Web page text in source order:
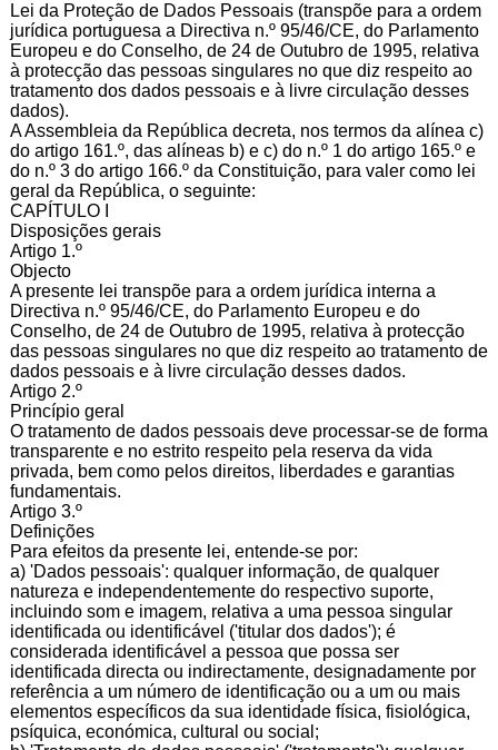
Lei da Proteção de Dados Pessoais (transpõe para a ordem
jurídica portuguesa a Directiva n.º 95/46/CE, do Parlamento
Europeu e do Conselho, de 24 de Outubro de 1995, relativa
à protecção das pessoas singulares no que diz respeito ao
tratamento dos dados pessoais e à livre circulação desses
dados).
A Assembleia da República decreta, nos termos da alínea c)
do artigo 161.º, das alíneas b) e c) do n.º 1 do artigo 165.º e
do n.º 3 do artigo 166.º da Constituição, para valer como lei
geral da República, o seguinte:
CAPÍTULO I
Disposições gerais
Artigo 1.º
Objecto
A presente lei transpõe para a ordem jurídica interna a
Directiva n.º 95/46/CE, do Parlamento Europeu e do
Conselho, de 24 de Outubro de 1995, relativa à protecção
das pessoas singulares no que diz respeito ao tratamento de
dados pessoais e à livre circulação desses dados.
Artigo 2.º
Princípio geral
O tratamento de dados pessoais deve processar-se de forma
transparente e no estrito respeito pela reserva da vida
privada, bem como pelos direitos, liberdades e garantias
fundamentais.
Artigo 3.º
Definições
Para efeitos da presente lei, entende-se por:
a) 'Dados pessoais': qualquer informação, de qualquer
natureza e independentemente do respectivo suporte,
incluindo som e imagem, relativa a uma pessoa singular
identificada ou identificável ('titular dos dados'); é
considerada identificável a pessoa que possa ser
identificada directa ou indirectamente, designadamente por
referência a um número de identificação ou a um ou mais
elementos específicos da sua identidade física, fisiológica,
psíquica, económica, cultural ou social;